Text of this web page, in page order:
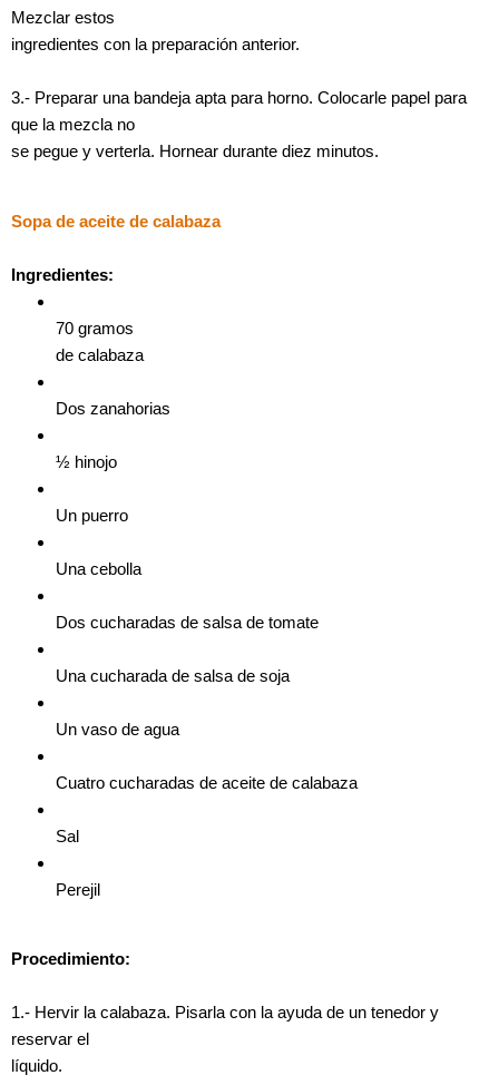
Mezclar estos
ingredientes con la preparación anterior.
3.- Preparar una bandeja apta para horno. Colocarle papel para
que la mezcla no
se pegue y verterla. Hornear durante diez minutos.
Sopa de aceite de calabaza
Ingredientes:
70 gramos
de calabaza
Dos zanahorias
½ hinojo
Un puerro
Una cebolla
Dos cucharadas de salsa de tomate
Una cucharada de salsa de soja
Un vaso de agua
Cuatro cucharadas de aceite de calabaza
Sal
Perejil
Procedimiento:
1.- Hervir la calabaza. Pisarla con la ayuda de un tenedor y
reservar el
líquido.